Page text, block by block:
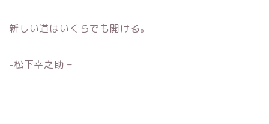
新しい道はいくらでも開ける。
-松下幸之助 –